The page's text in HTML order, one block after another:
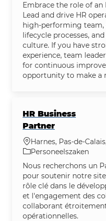
Embrace the role of an
Lead and drive HR
high-performing
lifecycle processes,
culture. If you have
experience, team
for continuous
opportunity to make a
HR Business
Partner
Plaats
Harnes, Pas-de-
Categorie
Personeelszaken
Nous recherchons un
pour soutenir notre
rôle clé dans le
et l'engagement des
collaborant
opérationnelles.